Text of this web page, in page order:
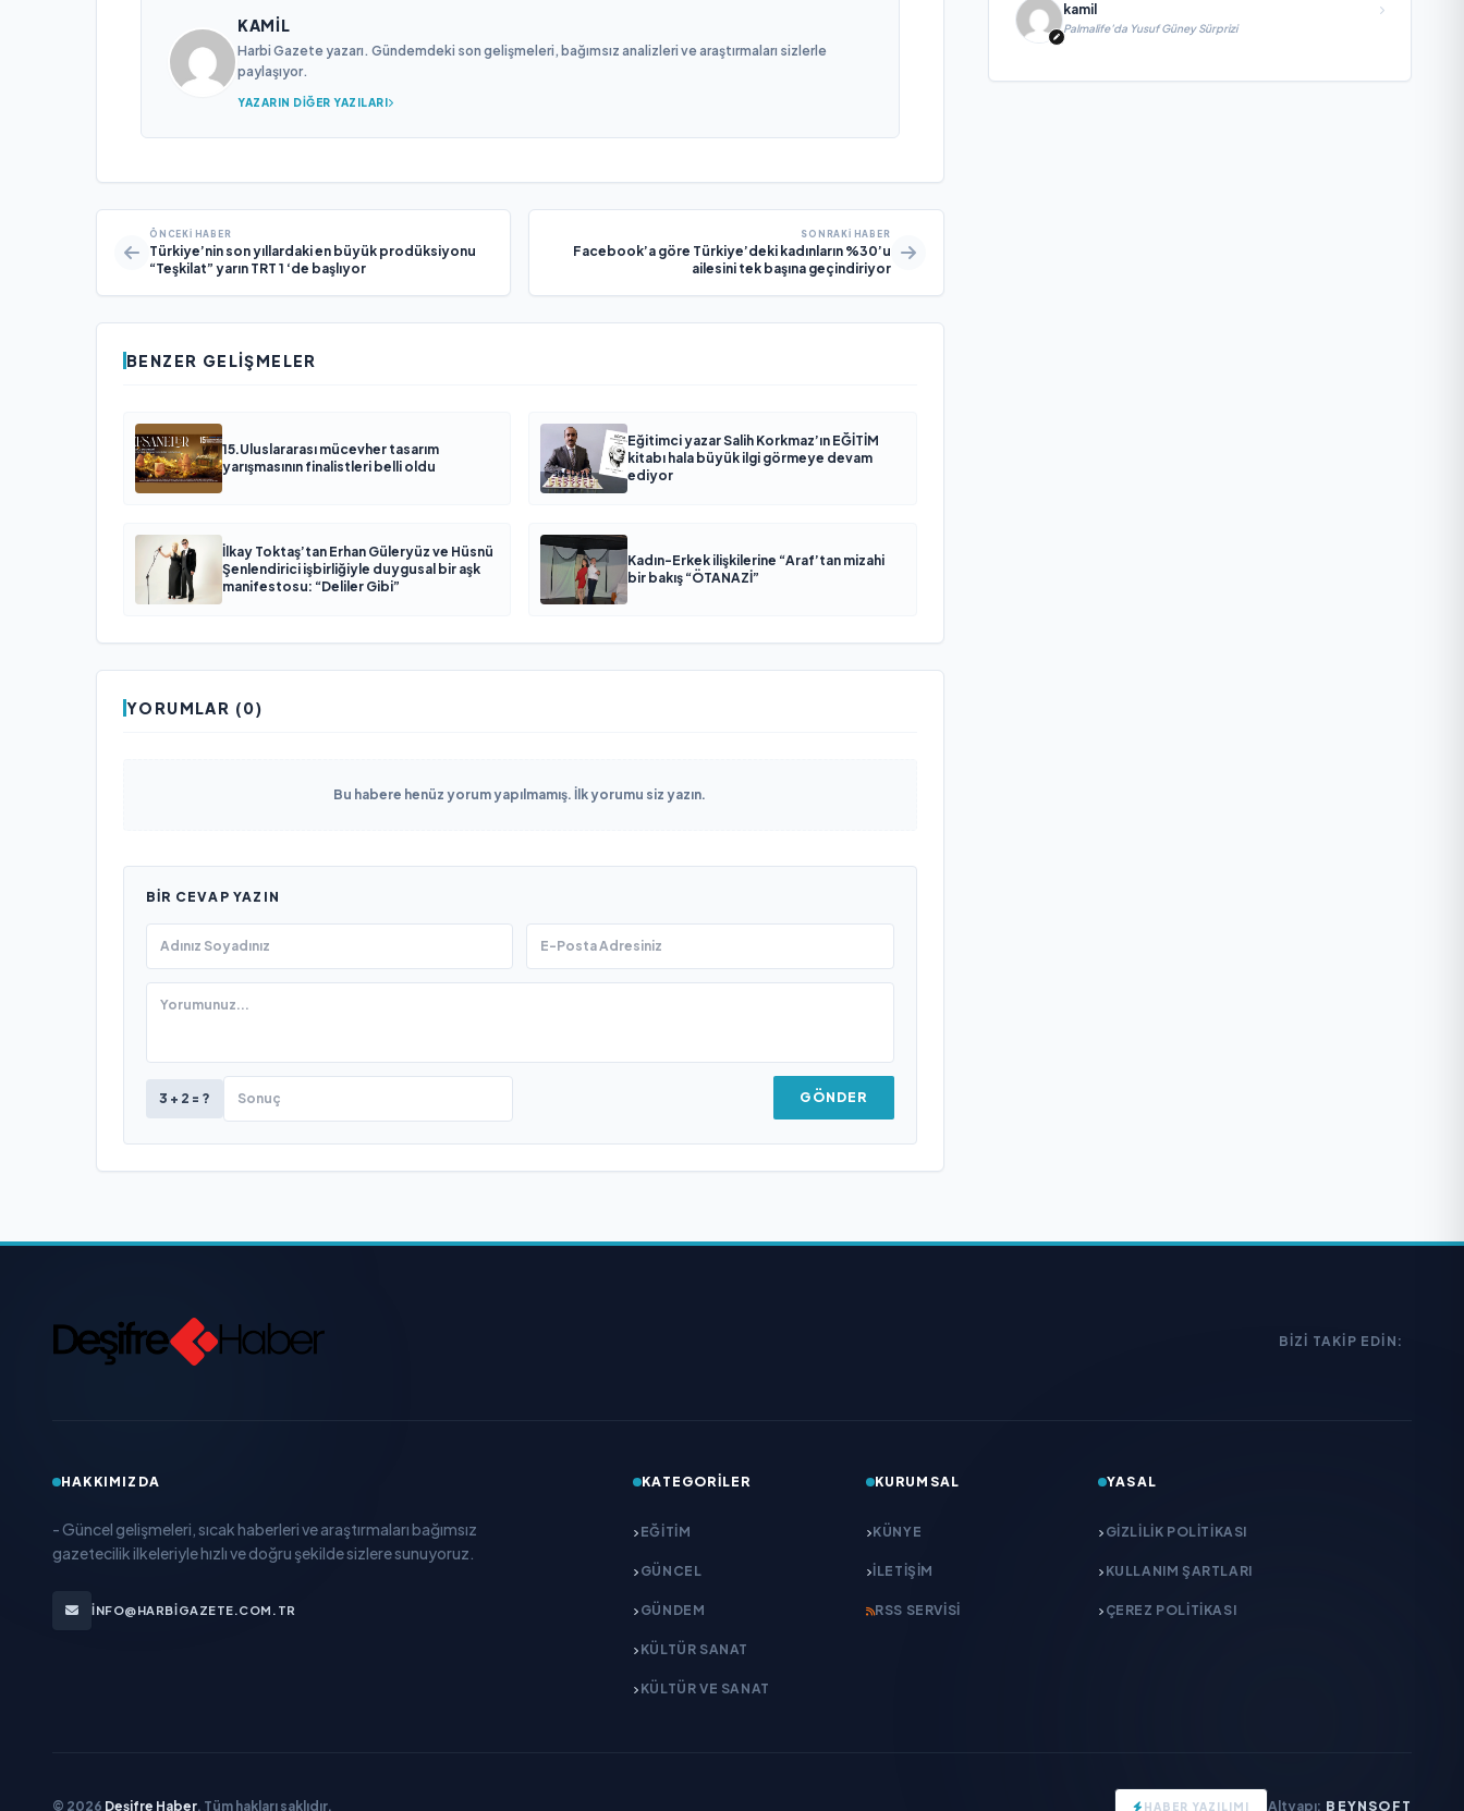
KAMIL
Harbi Gazete yazarı. Gündemdeki son gelişmeleri, bağımsız analizleri ve araştırmaları sizlerle
paylaşıyor.
YAZARIN DIĞER YAZILARI
ÖNCEKI HABER
Türkiye’nin son yıllardaki en büyük prodüksiyonu
“Teşkilat” yarın TRT 1 ‘de başlıyor
SONRAKI HABER
Facebook’a göre Türkiye’deki kadınların %30’u
ailesini tek başına geçindiriyor
BENZER GELIŞMELER
15.Uluslararası mücevher tasarım
yarışmasının finalistleri belli oldu
Eğitimci yazar Salih Korkmaz’ın EĞİTİM
kitabı hala büyük ilgi görmeye devam
ediyor
İlkay Toktaş’tan Erhan Güleryüz ve Hüsnü
Şenlendirici işbirliğiyle duygusal bir aşk
manifestosu: “Deliler Gibi”
Kadın-Erkek ilişkilerine “Araf’tan mizahi
bir bakış “ÖTANAZİ”
YORUMLAR (0)
Bu habere henüz yorum yapılmamış. İlk yorumu siz yazın.
BIR CEVAP YAZIN
3 + 2 = ? GÖNDER
kamil
Palmalife’da Yusuf Güney Sürprizi
BIZI TAKIP EDIN:
HAKKIMIZDA
- Güncel gelişmeleri, sıcak haberleri ve araştırmaları bağımsız
gazetecilik ilkeleriyle hızlı ve doğru şekilde sizlere sunuyoruz.
INFO@HARBIGAZETE.COM.TR
KATEGORILER
EĞITIM
GÜNCEL
GÜNDEM
KÜLTÜR SANAT
KÜLTÜR VE SANAT
KURUMSAL
KÜNYE
İLETIŞIM
RSS SERVISI
YASAL
GIZLILIK POLITIKASI
KULLANIM ŞARTLARI
ÇEREZ POLITIKASI
© 2026 Deşifre Haber. Tüm hakları saklıdır. HABER YAZILIMI Altyapı: BEYNSOFT